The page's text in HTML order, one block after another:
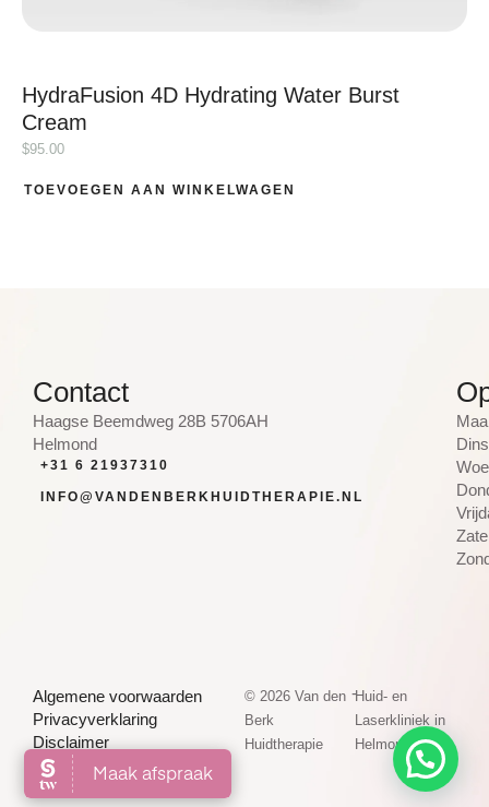
HydraFusion 4D Hydrating Water Burst
Cream
$95.00
TOEVOEGEN AAN WINKELWAGEN
Contact
Haagse Beemdweg 28B 5706AH
Helmond
+31 6 21937310
INFO@VANDENBERKHUIDTHERAPIE.NL
Algemene voorwaarden
Privacyverklaring
Disclaimer
© 2026 Van den
Berk
Huidtherapie
-Huid- en
Laserkliniek in
Helmond